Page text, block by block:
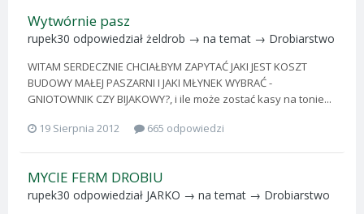
Wytwórnie pasz
rupek30 odpowiedział żeldrob → na temat → Drobiarstwo
WITAM SERDECZNIE CHCIAŁBYM ZAPYTAĆ JAKI JEST KOSZT
BUDOWY MAŁEJ PASZARNI I JAKI MŁYNEK WYBRAĆ -
GNIOTOWNIK CZY BIJAKOWY?, i ile może zostać kasy na tonie...
19 Sierpnia 2012
665 odpowiedzi
MYCIE FERM DROBIU
rupek30 odpowiedział JARKO → na temat → Drobiarstwo